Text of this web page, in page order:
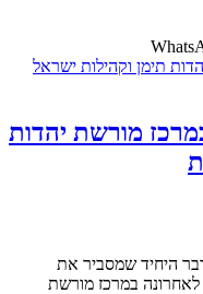
תימן וקהילות ישראל
מורשת יהדות
היחיד שמסביר את
במרכז מורשת